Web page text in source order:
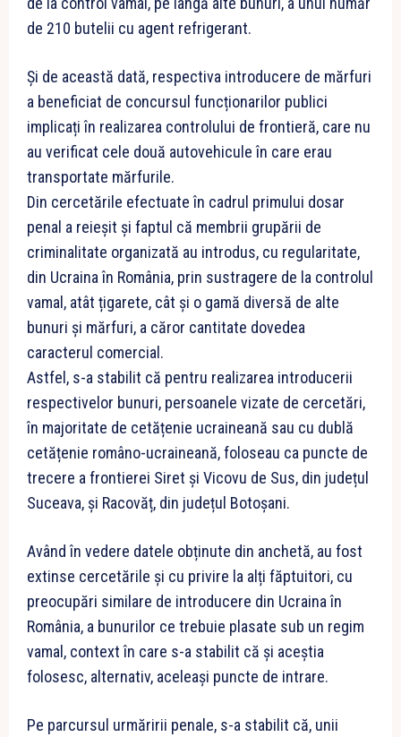
de 210 butelii cu agent refrigerant.
Și de această dată, respectiva introducere de mărfuri
a beneficiat de concursul funcționarilor publici
implicați în realizarea controlului de frontieră, care nu
au verificat cele două autovehicule în care erau
transportate mărfurile.
Din cercetările efectuate în cadrul primului dosar
penal a reieșit și faptul că membrii grupării de
criminalitate organizată au introdus, cu regularitate,
din Ucraina în România, prin sustragere de la controlul
vamal, atât țigarete, cât și o gamă diversă de alte
bunuri și mărfuri, a căror cantitate dovedea
caracterul comercial.
Astfel, s-a stabilit că pentru realizarea introducerii
respectivelor bunuri, persoanele vizate de cercetări,
în majoritate de cetățenie ucraineană sau cu dublă
cetățenie româno-ucraineană, foloseau ca puncte de
trecere a frontierei Siret și Vicovu de Sus, din județul
Suceava, și Racovăț, din județul Botoșani.
Având în vedere datele obținute din anchetă, au fost
extinse cercetările și cu privire la alți făptuitori, cu
preocupări similare de introducere din Ucraina în
România, a bunurilor ce trebuie plasate sub un regim
vamal, context în care s-a stabilit că și aceștia
folosesc, alternativ, aceleași puncte de intrare.
Pe parcursul urmăririi penale, s-a stabilit că, unii